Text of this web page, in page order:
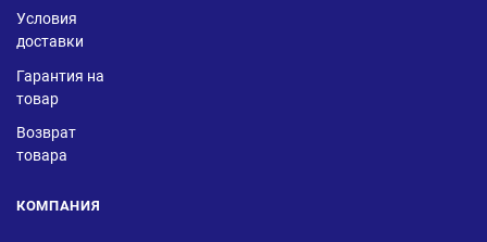
Условия
доставки
Гарантия на
товар
Возврат
товара
КОМПАНИЯ